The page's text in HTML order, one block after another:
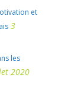
et
3
les
2020